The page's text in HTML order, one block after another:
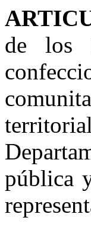
de los
pública